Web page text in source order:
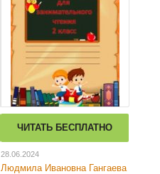
ЧИТАТЬ БЕСПЛАТНО
28.06.2024
Людмила Ивановна Гангаева